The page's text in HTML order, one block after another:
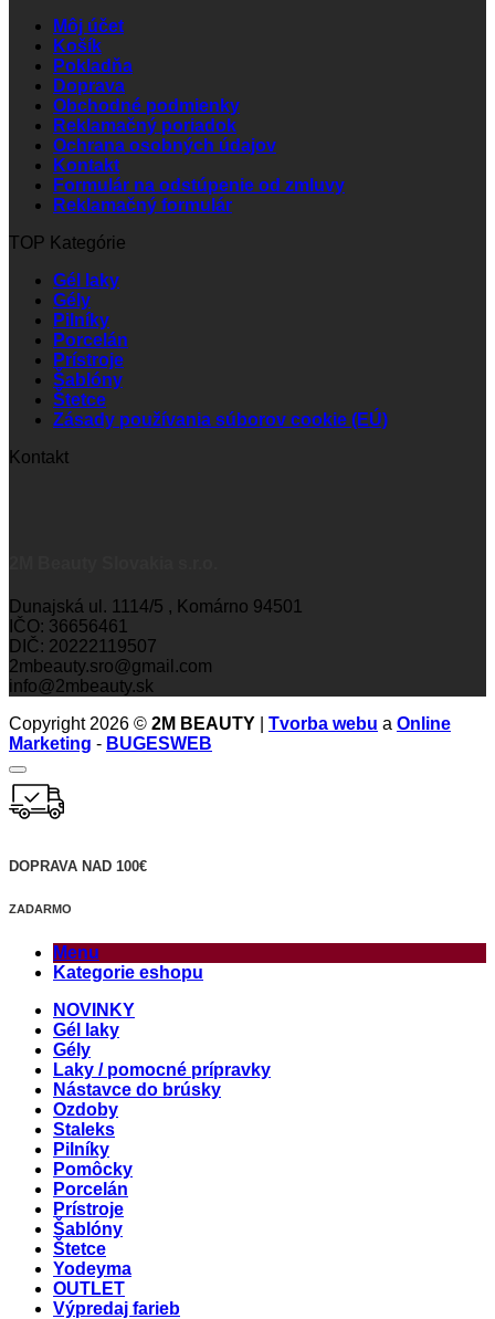
viacero
variantov.
Možnosti
môžete
vybrať
stránke
produktu.
Môj účet
Košík
Pokladňa
Doprava
Obchodné podmienky
Reklamačný poriadok
Ochrana osobných údajov
Kontakt
Formulár na odstúpenie od zmluvy
Reklamačný formulár
TOP Kategórie
Gél laky
Gély
Pilníky
Porcelán
Prístroje
Šablóny
Štetce
Zásady používania súborov cookie (EÚ)
Kontakt
Dunajská ul. 1114/5 , Komárno 94501
IČO: 36656461
DIČ: 20222119507
2mbeauty.sro@gmail.com
info@2mbeauty.sk
Copyright 2026 © 2M BEAUTY Tvorba webu a Online
Marketing - BUGESWEB
DOPRAVA NAD 100€
ZADARMO
Menu
Kategorie eshopu
NOVINKY
Gél laky
Gély
Laky / pomocné prípravky
Nástavce do brúsky
Ozdoby
Staleks
Pilníky
Pomôcky
Porcelán
Prístroje
Šablóny
Štetce
Yodeyma
OUTLET
Výpredaj farieb